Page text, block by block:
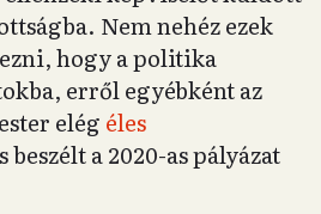
Nem nehéz ezek
hogy a politika
erről egyébként az
elég éles
beszélt a 2020-as pályázat